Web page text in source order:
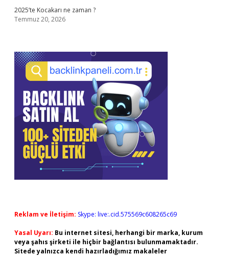
2025’te Kocakarı ne zaman ?
Temmuz 20, 2026
Reklam ve İletişim: Skype: live:.cid.575569c608265c69
Yasal Uyarı: Bu internet sitesi, herhangi bir marka, kurum
veya şahıs şirketi ile hiçbir bağlantısı bulunmamaktadır.
Sitede yalnızca kendi hazırladığımız makaleler